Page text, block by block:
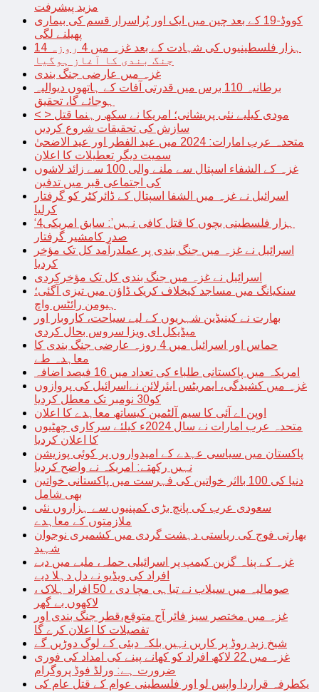
مزید پیشرفت
کووڈ-19 کے بعد چین میں ایک اور پُراسرار قسم کی بیماری
پھیلنے لگی
14 ہزار فلسطینیوں کی شہادت کے بعد غزہ میں 4 روزہ
جنگ بندی کا آغاز ہوگیا
غزہ میں عارضی جنگ بندی
برطانیہ 110 برس میں قدرتی آفات کے ہاتھوں دیوالیہ
ہوجائے گا، تحقیق
< > مودی کیلیے نئی پریشانی؛ امریکا نے سکھ رہنما قتل
سازش کی تحقیقات شروع کردیں
متحدہ عرب امارات: 2024 میں عید الفطر اور عید الاضحیٰ
سمیت دیگر تعطیلات کا اعلان
غزہ کے الشفاء اسپتال سے ملنے والی 100 سے زائد لاشوں
کی اجتماعی قبر میں تدفین
اسرائیل نے غزہ میں الشفا اسپتال کے ڈائرکٹر کو گرفتار
کرلیا
‘4ہزار فلسطینی بچوں کا قتل کافی نہیں’: سابق امریکی
صدر کامشیر گرفتار
اسرائیل نے غزہ میں جنگ بندی پر عملدرآمد کل تک مؤخر
کردیا
اسرائیل نے غزہ میں جنگ بندی کل تک مؤخرکردی
سنکیانگ میں مساجد کیخلاف کریک ڈاؤن میں تیزی آگئی؛
ہیومن رائٹس واچ
بھارت نے کینیڈین شہریوں کے لیے سیاحت، کاروبار اور
میڈیکل ای ویزا سروس بحال کردی
حماس اور اسرائیل میں 4 روزہ عارضی جنگ بندی کا
معاہدہ طے
امریکہ میں پاکستانی طلباء کی تعداد میں 16 فیصد اضافہ
غزہ میں کشیدگی، ایمریٹس ایئرلائن نےاسرائیل کی پروازوں
کو30 نومبر تک معطل کردیا
اوپن اے آئی کا سیم آلٹمین کیساتھ معاہدے کا اعلان
متحدہ عرب امارات نے سال 2024ء کیلئے سرکاری چھٹیوں
کا اعلان کردیا
پاکستان میں سیاسی عہدے کے امیدواروں پر کوئی پوزیشن
نہیں رکھتے: امریکہ نے واضح کردیا
دنیا کی 100 بااثر خواتین کی فہرست میں پاکستانی خواتین
بھی شامل
سعودی عرب کی پانچ بڑی کمپنیوں سے ہزاروں نئی
ملازمتوں کے معاہدے
بھارتی فوج کی ریاستی دہشت گردی میں کشمیری نوجوان
شہید
غزہ کے پناہ گزین کیمپ پر اسرائیلی حملہ، ملبے میں دبے
افراد کی ویڈیو نے دل دہلا دیے
صومالیہ میں سیلاب نے تباہی مچا دی ، 50 افراد ہلاک ،
لاکھوں بے گھر
غزہ میں مختصر سیز فائر آج متوقع،قطر جنگ بندی اور
تفصیلات کا اعلان کرے گا
شیخ زید روڈ پر کاریں نہیں بلکہ دبئی کے لوگ دوڑیں گے
غزہ میں 22 لاکھ افراد کو کھانے پینے کی امداد کی فوری
ضرورت ہے: ورلڈ فوڈ پروگرام
یکطرفہ قراردا واپس لو اور فلسطینی عوام کے قتل عام کی